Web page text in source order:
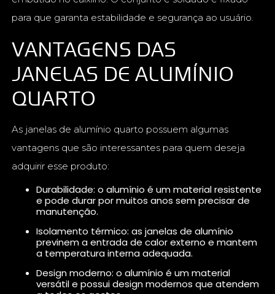
para que garanta estabilidade e segurança ao usuário.
VANTAGENS DAS
JANELAS DE ALUMÍNIO
QUARTO
As janelas de alumínio quarto possuem algumas
vantagens que são interessantes para quem deseja
adquirir esse produto:
Durabilidade: o alumínio é um material resistente
e pode durar por muitos anos sem precisar de
manutenção.
Isolamento térmico: as janelas de alumínio
previnem a entrada de calor externo e mantem
a temperatura interna adequada.
Design moderno: o alumínio é um material
versátil e possui design modernos que atendem